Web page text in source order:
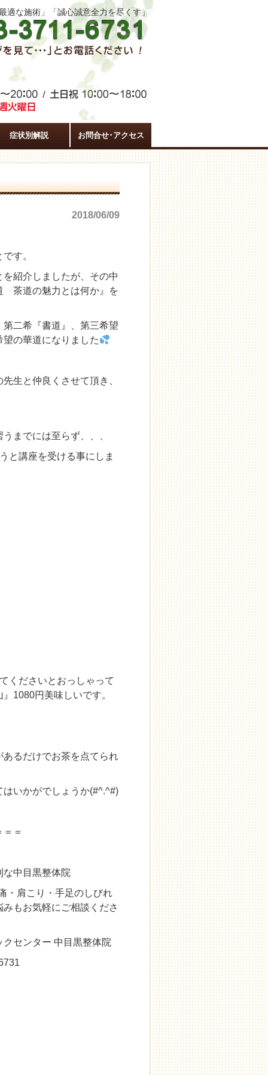
適な施術」「誠心誠意全力を尽くす」
症状別解説 お問合せ･アクセス
2018/06/09
す。
紹介しましたが、その中
茶道の魅力とは何か』を
二希『書道』、第三希望
望の華道になりました
生と仲良くさせて頂き、
までには至らず、、、
と講座を受ける事にしま
くださいとおっしゃって
1080円美味しいです。
あるだけでお茶を点てられ
いかがでしょうか(#^.^#)
＝
な中目黒整体院
・肩こり・手足のしびれ
もお気軽にご相談くださ
センター 中目黒整体院